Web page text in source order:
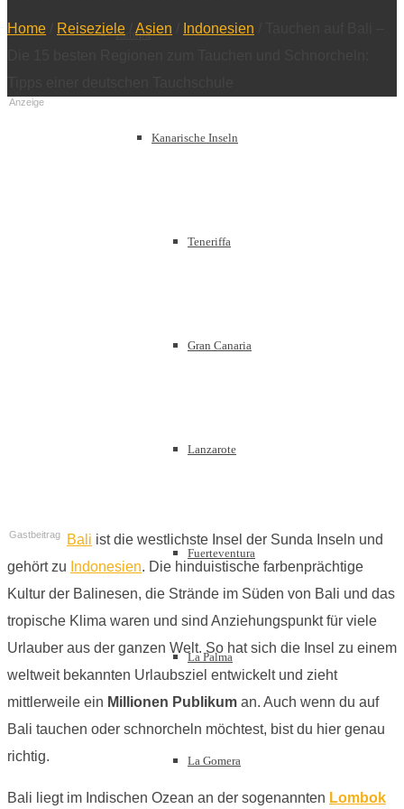
Europa
Kanarische Inseln
Teneriffa
Gran Canaria
Lanzarote
Fuerteventura
La Palma
La Gomera
Home Reiseziele Asien Indonesien
Anzeige
Gastbeitrag Bali ist die westlichste Insel der Sunda Inseln und
gehört zu Indonesien. Die hinduistische farbenprächtige
Kultur der Balinesen, die Strände im Süden von Bali und das
tropische Klima waren und sind Anziehungspunkt für viele
Urlauber aus der ganzen Welt. So hat sich die Insel zu einem
weltweit bekannten Urlaubsziel entwickelt und zieht
mittlerweile ein Millionen Publikum an. Auch wenn du auf
Bali tauchen oder schnorcheln möchtest, bist du hier genau
richtig.
Bali liegt im Indischen Ozean an der sogenannten Lombok